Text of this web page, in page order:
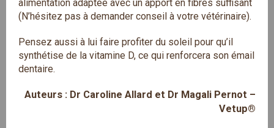
alimentation adaptée avec un apport en fibres suffisant
(N’hésitez pas à demander conseil à votre vétérinaire).
Pensez aussi à lui faire profiter du soleil pour qu’il
synthétise de la vitamine D, ce qui renforcera son émail
dentaire.
Auteurs : Dr Caroline Allard et Dr Magali Pernot –
Vetup®